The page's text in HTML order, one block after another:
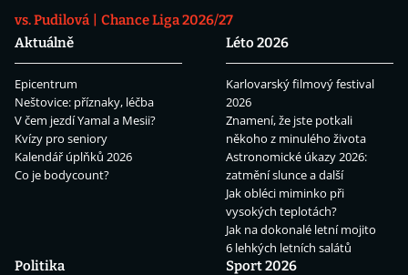
vs. Pudilová
Chance Liga 2026/27
Aktuálně
Epicentrum
Neštovice: příznaky, léčba
V čem jezdí Yamal a Mesii?
Kvízy pro seniory
Kalendář úplňků 2026
Co je bodycount?
Léto 2026
Karlovarský filmový festival
2026
Znamení, že jste potkali
někoho z minulého života
Astronomické úkazy 2026:
zatmění slunce a další
Jak obléci miminko při
vysokých teplotách?
Jak na dokonalé letní mojito
6 lehkých letních salátů
Politika
Sport 2026